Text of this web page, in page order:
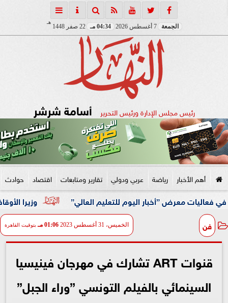
الجمعة 7 أغسطس 2026 04:34 مـ 22 صفر 1448
هـ
رئيس مجلس الإدارة ورئيس التحرير أسامة شرشر
أهم الأخبار رياضة عربي ودولي تقارير ومتابعات اقتصاد حوادث
وزيرا الأوقاف ”أخبار اليوم للتعليم العالي”
فن الخميس، 31 أغسطس 2023 01:06 مـ بتوقيت القاهرة
قنوات ART تشارك في مهرجان فينيسيا
السينمائي بالفيلم التونسي ”وراء الجبل”